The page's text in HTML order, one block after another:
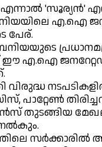
എന്നാൽ 'സൂര്യൻ'
എ.ഐ
പേര്.
ഈ എ.ഐ ജനറേറ്റഡ്
വിരുദ്ധ
പാറ്റേൺ
തുടങ്ങിയ
സർക്കാരിൽ